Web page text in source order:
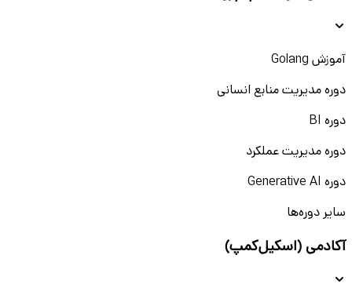
آموزش Golang
دوره مدیریت منابع انسانی
دوره BI
دوره مدیریت عملکرد
دوره Generative AI
سایر دوره‌ها
آکادمی (اسکیل‌کمپ)